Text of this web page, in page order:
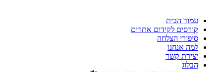
עמוד הבית
קורסים לקידום אתרים
סיפורי הצלחה
למה אנחנו
יצירת קשר
הבלוג